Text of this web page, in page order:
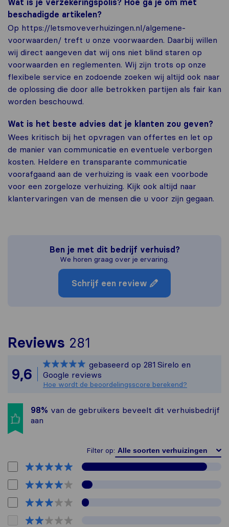
Wat is je verzekeringspolis? Hoe ga je om met
beschadigde artikelen?
Op https://letsmoveverhuizingen.nl/algemene-
voorwaarden/ treft u onze voorwaarden. Daarbij willen
wij direct aangeven dat wij ons niet blind staren op
voorwaarden en reglementen. Wij zijn trots op onze
flexibele service en zodoende zoeken wij altijd ook naar
de oplossing die door alle betrokken partijen als fair kan
worden beschouwd.
Wat is het beste advies dat je klanten zou geven?
Wees kritisch bij het opvragen van offertes en let op
de manier van communicatie en eventuele verborgen
kosten. Heldere en transparante communicatie
voorafgaand aan de verhuizing is vaak een voorbode
voor een zorgeloze verhuizing. Kijk ook altijd naar
klantervaringen van de mensen die u voor zijn gegaan.
Ben je met dit bedrijf verhuisd?
We horen graag over je ervaring.
Schrijf een review
Reviews 281
Alle reviews van
9,6
gebaseerd op 281 Sirelo en
Google reviews
Hoe wordt de beoordelingsscore berekend?
98% van de gebruikers beveelt dit verhuisbedrijf
aan
Filter op: